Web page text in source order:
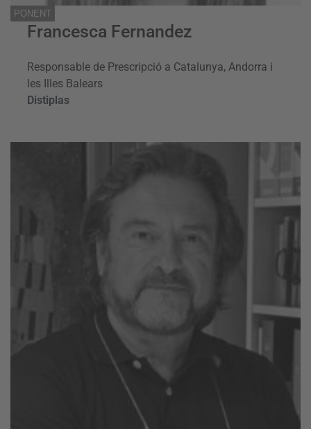
PONENT
Francesca Fernandez
Responsable de Prescripció a Catalunya, Andorra i
les Illes Balears
Distiplas